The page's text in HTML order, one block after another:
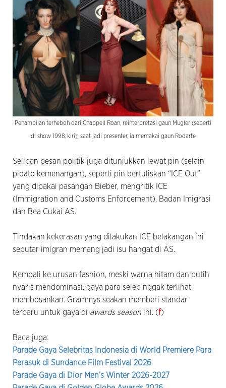
Penampilan terheboh dari Chappell Roan, reinterpretasi gaun Mugler (seperti
di show 1998, kiri); saat jadi presenter, ia memakai gaun Rodarte
Selipan pesan politik juga ditunjukkan lewat pin (selain
pidato kemenangan), seperti pin bertuliskan “ICE Out”
yang dipakai pasangan Bieber, mengritik ICE
(Immigration and Customs Enforcement), Badan Imigrasi
dan Bea Cukai AS.
Tindakan kekerasan yang dilakukan ICE belakangan ini
seputar imigran memang jadi isu hangat di AS.
Kembali ke urusan fashion, meski warna hitam dan putih
nyaris mendominasi, gaya para seleb nggak terlihat
membosankan. Grammys seakan memberi standar
terbaru untuk gaya di awards season ini. (f)
Baca juga:
Parade Gaya Selebritas Indonesia di World Premiere Para
Perasuk di Sundance Film Festival 2026
Parade Gaya di Dior Men’s Winter 2026-2027